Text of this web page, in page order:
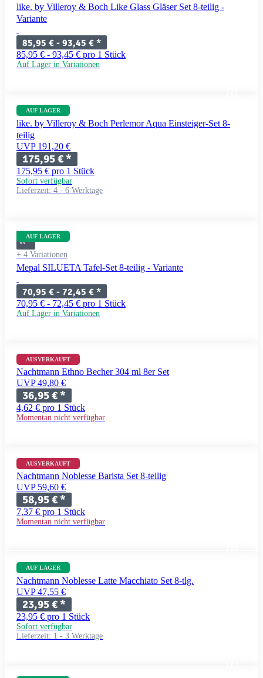
like. by Villeroy & Boch Like Glass Gläser Set 8-teilig -
Variante
85,95 € - 93,45 € *
85,95 € - 93,45 € pro 1 Stück
Auf Lager in Variationen
AUF LAGER
like. by Villeroy & Boch Perlemor Aqua Einsteiger-Set 8-
teilig
UVP 191,20 €
175,95 €*
175,95 € pro 1 Stück
Sofort verfügbar
Lieferzeit: 4 - 6 Werktage
AUF LAGER
+ 4 Variationen
Mepal SILUETA Tafel-Set 8-teilig - Variante
70,95 € - 72,45 € *
70,95 € - 72,45 € pro 1 Stück
Auf Lager in Variationen
AUSVERKAUFT
Nachtmann Ethno Becher 304 ml 8er Set
UVP 49,80 €
36,95 €*
4,62 € pro 1 Stück
Momentan nicht verfügbar
AUSVERKAUFT
Nachtmann Noblesse Barista Set 8-teilig
UVP 59,60 €
58,95 €*
7,37 € pro 1 Stück
Momentan nicht verfügbar
AUF LAGER
Nachtmann Noblesse Latte Macchiato Set 8-tlg.
UVP 47,55 €
23,95 €*
23,95 € pro 1 Stück
Sofort verfügbar
Lieferzeit: 1 - 3 Werktage